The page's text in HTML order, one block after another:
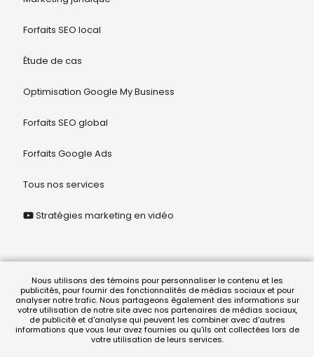
Forfaits SEO local
Étude de cas
Optimisation Google My Business
Forfaits SEO global
Forfaits Google Ads
Tous nos services
Stratégies marketing en vidéo
© 2026 Juriclik Solution Légale
termes et conditions | politique de confidentialité
Nous utilisons des témoins pour personnaliser le contenu et les
publicités, pour fournir des fonctionnalités de médias sociaux et pour
analyser notre trafic. Nous partageons également des informations sur
votre utilisation de notre site avec nos partenaires de médias sociaux,
de publicité et d'analyse qui peuvent les combiner avec d'autres
informations que vous leur avez fournies ou qu'ils ont collectées lors de
votre utilisation de leurs services.